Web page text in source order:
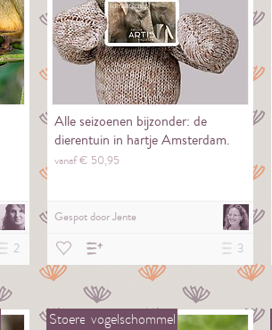
2
Alle seizoenen bijzonder: de
dierentuin in hartje Amsterdam.
vanaf € 50,95
Gespot doorJente
3
Stoere vogelschommel